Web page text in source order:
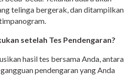
telinga bergerak, dan ditampilkan
setelah Tes Pendengaran?
hasil tes bersama Anda, antara
pendengaran yang Anda